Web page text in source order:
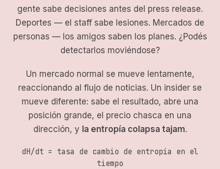
gente sabe decisiones antes del press release.
Deportes — el staff sabe lesiones. Mercados de
personas — los amigos saben los planes. ¿Podés
detectarlos moviéndose?
Un mercado normal se mueve lentamente,
reaccionando al flujo de noticias. Un insider se
mueve diferente: sabe el resultado, abre una
posición grande, el precio chasca en una
dirección, y la entropía colapsa tajam.
dH/dt = tasa de cambio de entropía en el
tiempo